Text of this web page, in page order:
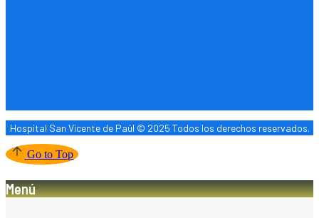
Hospital San Vicente de Paúl © 2025 Todos los derechos reservados.
Go to Top
Menú